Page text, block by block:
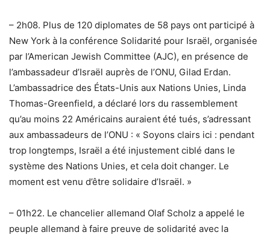
– 2h08. Plus de 120 diplomates de 58 pays ont participé à
New York à la conférence Solidarité pour Israël, organisée
par l’American Jewish Committee (AJC), en présence de
l’ambassadeur d’Israël auprès de l’ONU, Gilad Erdan.
L’ambassadrice des États-Unis aux Nations Unies, Linda
Thomas-Greenfield, a déclaré lors du rassemblement
qu’au moins 22 Américains auraient été tués, s’adressant
aux ambassadeurs de l’ONU : « Soyons clairs ici : pendant
trop longtemps, Israël a été injustement ciblé dans le
système des Nations Unies, et cela doit changer. Le
moment est venu d’être solidaire d’Israël. »
– 01h22. Le chancelier allemand Olaf Scholz a appelé le
peuple allemand à faire preuve de solidarité avec la